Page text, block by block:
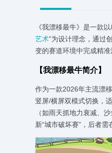
《我漂移最牛》是一款
艺术”为设计理念，通过
变的赛道环境中完成精
【我漂移最牛简介】
作为一款2026年主流漂
竖屏/横屏双模式切换，
（如雨天抓地力衰减、
新“城市破坏赛”，后者